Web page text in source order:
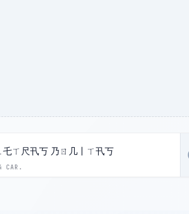
CAR.
乇ㄒ尺卂丂 乃ㄖ几丨ㄒ卂丂